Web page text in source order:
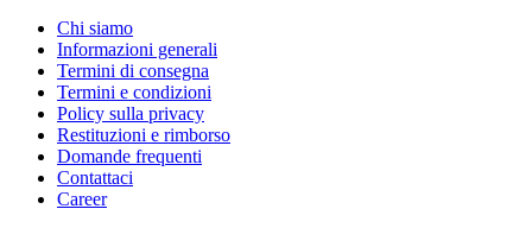
Chi siamo
Informazioni generali
Termini di consegna
Termini e condizioni
Policy sulla privacy
Restituzioni e rimborso
Domande frequenti
Contattaci
Career